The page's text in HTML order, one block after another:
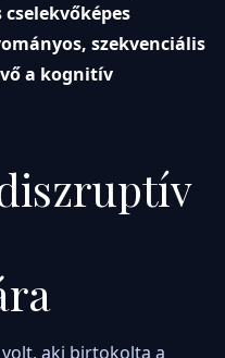
szekvenciális
a kognitív
aki birtokolta a